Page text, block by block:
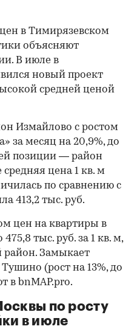
в Тимирязевском
объясняют
В июле в
новый проект
средней ценой
Измайлово с ростом
за месяц на 20,9%, до
позиции — район
цена 1 кв. м
по сравнению с
413,2 тыс. руб.
цен на квартиры в
тыс. руб. за 1 кв. м,
район. Замыкает
(рост на 13%, до
в bnMAP.pro.
по росту
в июле